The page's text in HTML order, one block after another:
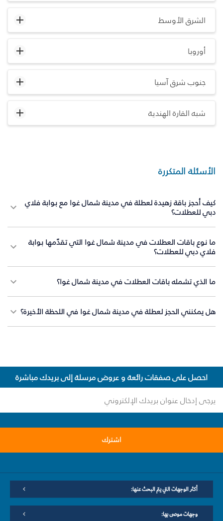
الشرق الأوسط
أوروبا
جنوب شرق آسيا
شبه القارة الهندية
الأسئلة المتكررة
كيف أحجز باقة زهيدة لعطلة في مدينة شمال غوا مع بوابة فلاي
دبي للعطلات؟
ما نوع باقات العطلات في مدينة شمال غوا التي تقدّمها بوابة
فلاي دبي للعطلات؟
ما الذي تشمله باقات العطلات في مدينة شمال غوا؟
هل يمكنني الحجز لعطلة في مدينة شمال غوا في اللحظة الأخيرة؟
احصل على صفقات رائعة و عروض مرسلة إلى بريدك مباشرة
اشترك
أكثر الوجهات التي يتم البحث عنها:
وجهات موصى بها: